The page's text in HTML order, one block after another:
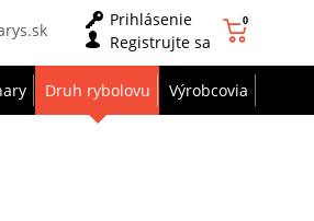
Prihlásenie
Registrujte sa
0
Druh rybolovu Výrobcovia